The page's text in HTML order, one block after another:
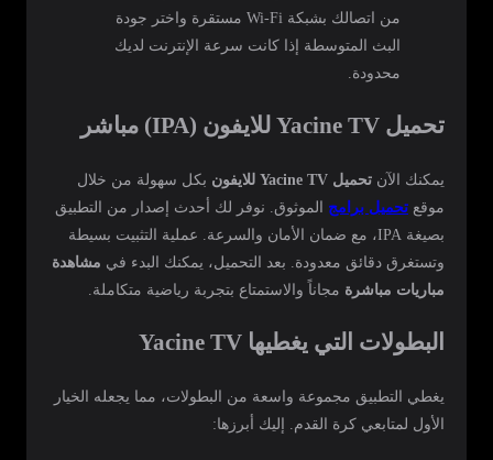
من اتصالك بشبكة Wi-Fi مستقرة واختر جودة
البث المتوسطة إذا كانت سرعة الإنترنت لديك
محدودة.
تحميل Yacine TV للايفون (IPA) مباشر
يمكنك الآن تحميل Yacine TV للايفون
بكل سهولة من خلال
موقع تحميل برامج الموثوق. نوفر لك أحدث إصدار من التطبيق
بصيغة IPA، مع ضمان الأمان والسرعة. عملية التثبيت بسيطة
وتستغرق دقائق معدودة. بعد التحميل، يمكنك البدء في مشاهدة
مباريات مباشرة مجاناً والاستمتاع بتجربة رياضية متكاملة.
البطولات التي يغطيها Yacine TV
يغطي التطبيق مجموعة واسعة من البطولات، مما يجعله الخيار
الأول لمتابعي كرة القدم. إليك أبرزها: